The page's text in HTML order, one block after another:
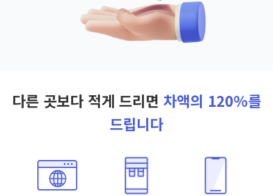
다른 곳보다 적게 드리면 차액의 120%를
드립니다